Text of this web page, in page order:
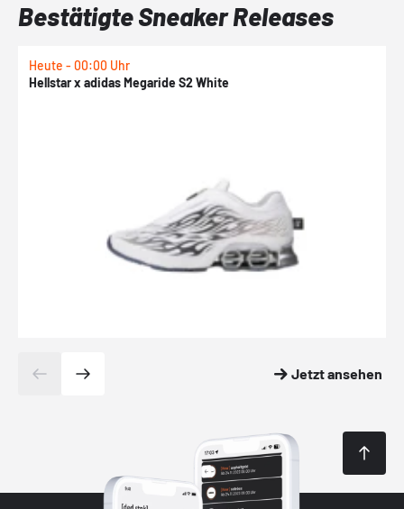
Bestätigte Sneaker Releases
Heute - 00:00 Uhr
Hellstar x adidas Megaride S2 White
Jetzt ansehen